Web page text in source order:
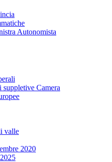
Autonomista
Camera
valle
2020